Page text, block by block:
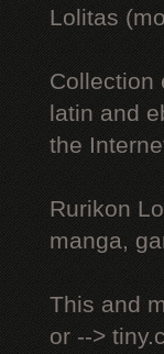
Lоlitаs
Collection
latin and
the
Rurikon
manga,
This and
or -->